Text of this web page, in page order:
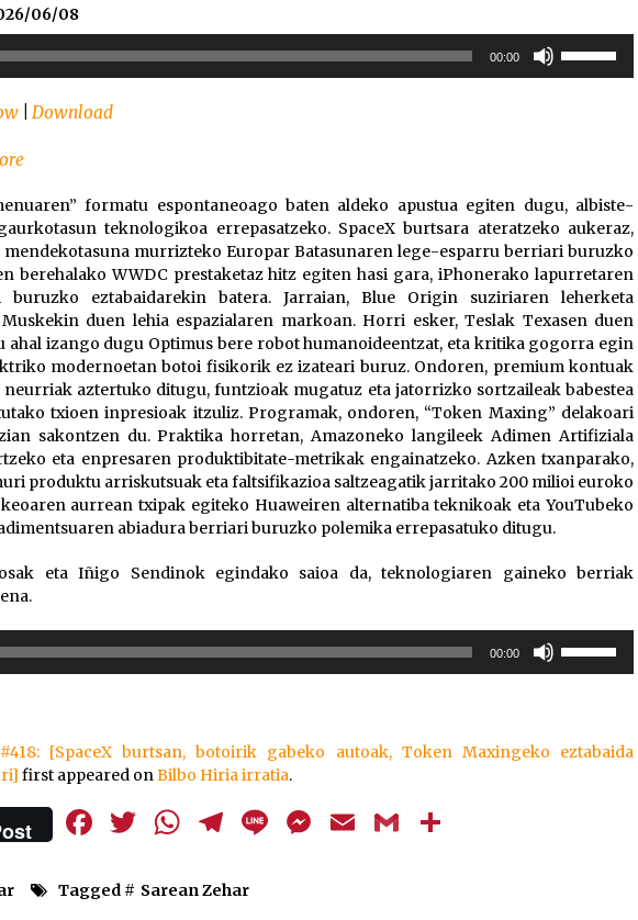
06/08
00:00
gora/behera
jaisteko.
Download
formatu espontaneoago baten aldeko apustua egiten dugu, albiste-
teknologikoa errepasatzeko. SpaceX burtsara ateratzeko aukeraz,
murrizteko Europar Batasunaren lege-esparru berriari buruzko
berehalako WWDC prestaketaz hitz egiten hasi gara, iPhonerako lapurretaren
eztabaidarekin batera. Jarraian, Blue Origin suziriaren leherketa
duen lehia espazialaren markoan. Horri esker, Teslak Texasen duen
ahal izango dugu Optimus bere robot humanoideentzat, eta kritika gogorra egin
modernoetan botoi fisikorik ez izateari buruz. Ondoren, premium kontuak
aztertuko ditugu, funtzioak mugatuz eta jatorrizko sortzaileak babestea
txioen inpresioak itzuliz. Programak, ondoren, “Token Maxing” delakoari
sakontzen du. Praktika horretan, Amazoneko langileek Adimen Artifiziala
eta enpresaren produktibitate-metrikak engainatzeko. Azken txanparako,
produktu arriskutsuak eta faltsifikazioa saltzeagatik jarritako 200 milioi euroko
aurrean txipak egiteko Huaweiren alternatiba teknikoak eta YouTubeko
abiadura berriari buruzko polemika errepasatuko ditugu.
eta Iñigo Sendinok egindako saioa da, teknologiaren gaineko berriak
00:00
gora/behera
igotzeko
[SpaceX burtsan, botoirik gabeko autoak, Token Maxingeko eztabaida
first appeared on Bilbo Hiria irratia.
Facebook
Twitter
WhatsApp
Telegram
LineMessenger
EmailGmail
Tagged # Sarean Zehar